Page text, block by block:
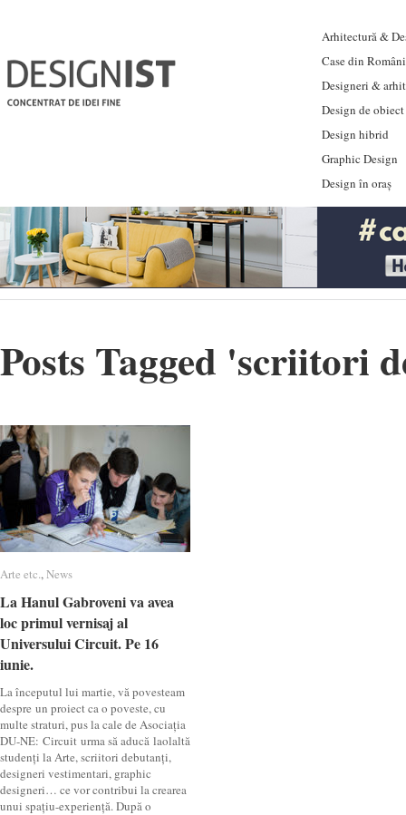
Arhitectură &
Case din
Designeri &
Design de obiect
Design hibrid
Graphic Design
Design în oraș
Posts Tagged 'scriitori
Arte etc.,News
La Hanul Gabroveni va avea
loc primul vernisaj al
Universului Circuit. Pe 16
iunie.
La începutul lui martie, vă povesteam
despre un proiect ca o poveste, cu
multe straturi, pus la cale de Asociația
DU-NE: Circuit urma să aducă laolaltă
studenți la Arte, scriitori debutanți,
designeri vestimentari, graphic
designeri… ce vor contribui la crearea
unui spațiu-experiență. După o
Arte etc. News
La Hanul Gabroveni va avea
loc primul vernisaj al
Universului Circuit. Pe 16
iunie.